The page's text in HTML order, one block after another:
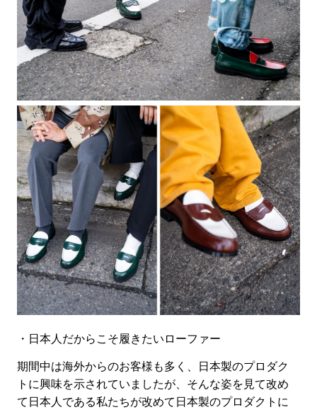
・日本人だからこそ履きたいローファー
期間中は海外からのお客様も多く、日本製のプロダク
トに興味を示されていましたが、そんな姿を見て改め
て日本人である私たちが改めて日本製のプロダクトに